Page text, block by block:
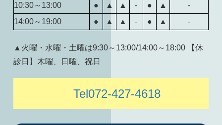
10:30～13:00
● ▲ ▲ - ● ▲
-
14:00～19:00
● ▲ ▲ - ● ▲ -
▲火曜・水曜・土曜は9:30～13:00/14:00～18:00 【休
診日】木曜、日曜、祝日
Tel072-427-4618